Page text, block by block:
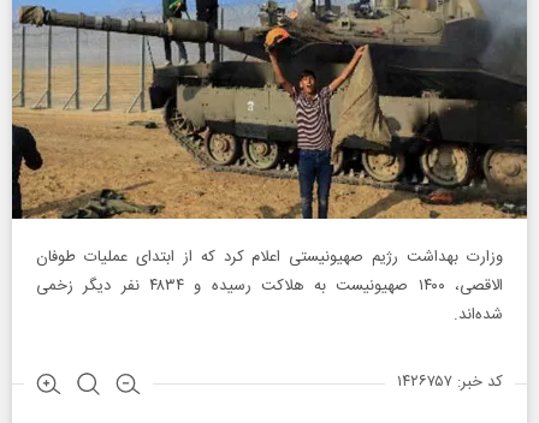
وزارت بهداشت رژیم صهیونیستی اعلام کرد که از ابتدای عملیات طوفان
الاقصی، ۱۴۰۰ صهیونیست به هلاکت رسیده و ۴۸۳۴ نفر دیگر زخمی
شده‌اند.
کد خبر: ۱۴۲۶۷۵۷